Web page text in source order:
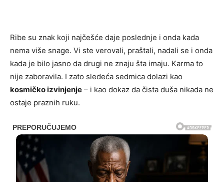
Ribe su znak koji najčešće daje poslednje i onda kada
nema više snage. Vi ste verovali, praštali, nadali se i onda
kada je bilo jasno da drugi ne znaju šta imaju. Karma to
nije zaboravila. I zato sledeća sedmica dolazi kao
kosmičko izvinjenje – i kao dokaz da čista duša nikada ne
ostaje praznih ruku.